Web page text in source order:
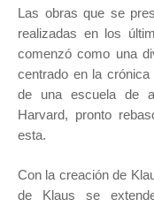
Las obras que se
realizadas en los
comenzó como una
centrado en la
de una escuela de
Harvard, pronto
esta.
Con la creación de
de Klaus se